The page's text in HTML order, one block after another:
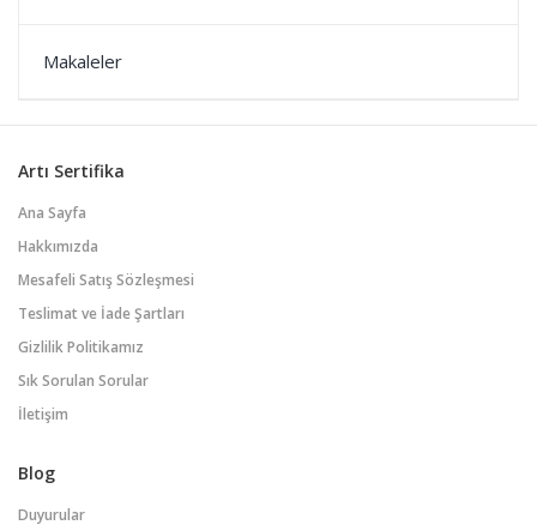
Makaleler
Artı Sertifika
Ana Sayfa
Hakkımızda
Mesafeli Satış Sözleşmesi
Teslimat ve İade Şartları
Gizlilik Politikamız
Sık Sorulan Sorular
İletişim
Blog
Duyurular